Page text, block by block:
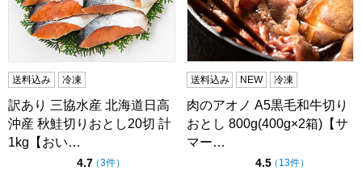
送料込み 冷凍
訳あり 三協水産 北海道日高
沖産 秋鮭切りおとし20切 計
1kg【おい…
4.7点（5点満点中）
（3件の評価
）
送料込み NEW 冷凍
肉のアオノ A5黒毛和牛切り
おとし 800g(400g×2箱)【サ
マー…
4.5点（5点満点中）
（ 13件の評価
）